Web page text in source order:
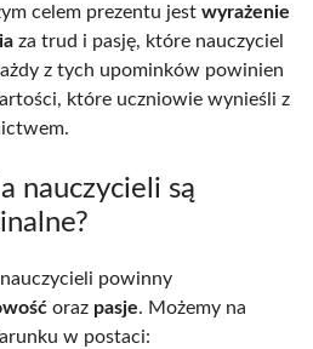
celem prezentu jest wyrażenie
za trud i pasję, które nauczyciel
z tych upominków powinien
które uczniowie wynieśli z
nauczycieli są
powinny
oraz pasje. Możemy na
w postaci: